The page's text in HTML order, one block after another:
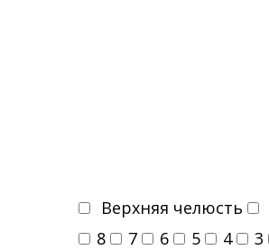
Верхняя челюсть
8
7 6 5 4 3